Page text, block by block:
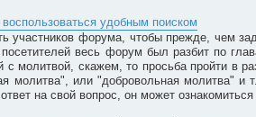
удобным поиском
участников форума, чтобы прежде, чем
весь форум был разбит по
с молитвой, скажем, то просьба пройти в
молитва", или "добровольная молитва" и
на свой вопрос, он может